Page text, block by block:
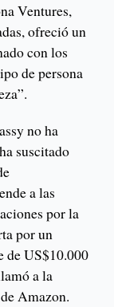
Ventures,
ofreció un
con los
de persona
no ha
suscitado
a las
por la
por un
de US$10.000
a la
Amazon.